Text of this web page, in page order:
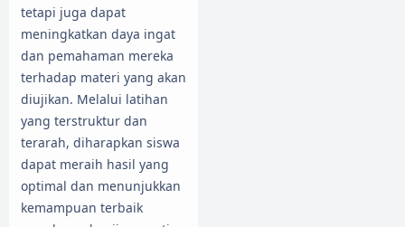
tetapi juga dapat
meningkatkan daya ingat
dan pemahaman mereka
terhadap materi yang akan
diujikan. Melalui latihan
yang terstruktur dan
terarah, diharapkan siswa
dapat meraih hasil yang
optimal dan menunjukkan
kemampuan terbaik